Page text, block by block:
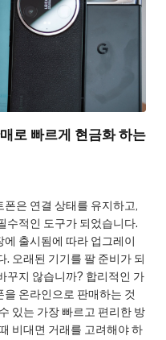
로 빠르게 현금화 하는
은 연결 상태를 유지하고,
수적인 도구가 되었습니다.
출시됨에 따라 업그레이
. 오래된 기기를 팔 준비가 되
꾸지 않습니까? 합리적인 가
온라인으로 판매하는 것
있는 가장 빠르고 편리한 방
비대면 거래를 고려해야 하